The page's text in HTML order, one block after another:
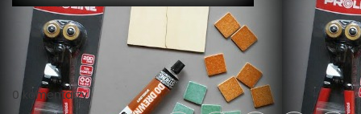
0 komentarzy